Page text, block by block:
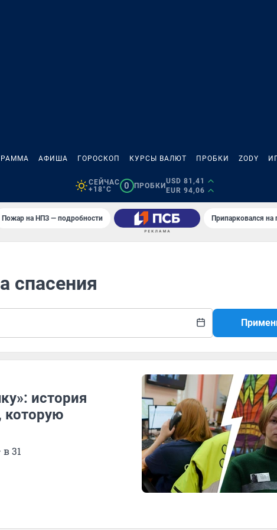
АФИША ГОРОСКОП КУРСЫ ВАЛЮТ ПРОБКИ ZODY
СЕЙЧАС
+18°C
0 ПРОБКИ
USD 81,41
EUR 94,06
Пожар на НПЗ — подробности Припарковался на
спасения
история
которую
31